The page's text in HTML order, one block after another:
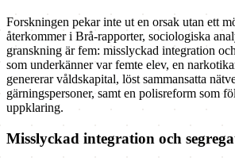
Forskningen pekar inte ut en orsak utan ett
återkommer i Brå-rapporter, sociologiska
granskning är fem: misslyckad integration
som underkänner var femte elev, en
genererar våldskapital, löst sammansatta
gärningspersoner, samt en polisreform som
uppklaring.
Misslyckad integration och